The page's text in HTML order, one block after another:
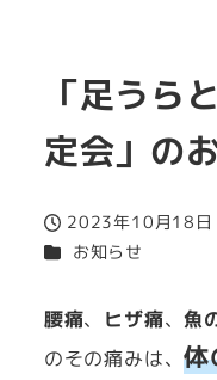
「足うら
定会」の
投稿日
2023年10月18日
カテゴリー
お知らせ
腰痛、 ヒザ痛、魚
のその痛みは、体